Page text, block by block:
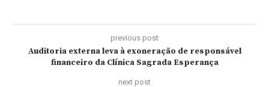
previous post
Auditoria externa leva à exoneração de responsável
financeiro da Clínica Sagrada Esperança
next post